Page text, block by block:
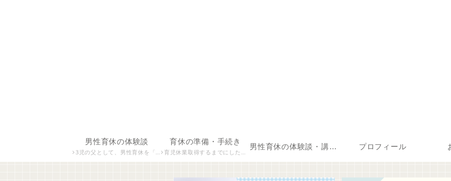
男性育休の体験談
3児の父として、男性育休を「取らなかった」「短期で取った」「長期で取った」すべての経験をまとめています。 実体験をもとに、育休を取る・取らない判断の背景や、家庭・仕事への影響、当事者だからこそ感じた葛藤や気づきを発信しています。
育休の準備・手続き
育児休業取得するまでにしたことを掲載します。
男性育休の体験談・講演について プロフィール